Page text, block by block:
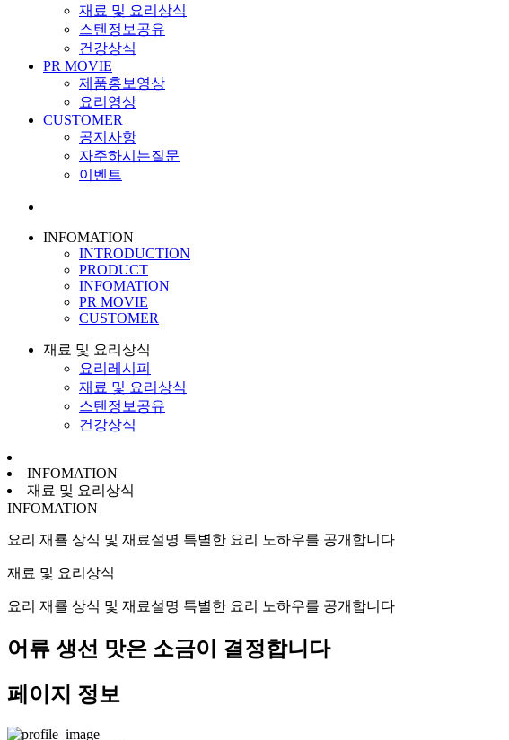
재료 및 요리상식
스텐정보공유
건강상식
PR MOVIE
제품홍보영상
요리영상
CUSTOMER
공지사항
자주하시는질문
이벤트
INFOMATION
INTRODUCTION
PRODUCT
INFOMATION
PR MOVIE
CUSTOMER
재료 및 요리상식
요리레시피
재료 및 요리상식
스텐정보공유
건강상식
INFOMATION
재료 및 요리상식
INFOMATION
요리 재룔 상식 및 재료설명 특별한 요리 노하우를 공개합니다
재료 및 요리상식
요리 재룔 상식 및 재료설명 특별한 요리 노하우를 공개합니다
어류 생선 맛은 소금이 결정합니다
페이지 정보